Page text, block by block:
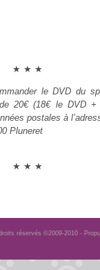
★ ★ ★
le DVD du
20€ (18€ le DVD
postales à
Pluneret
★ ★ ★
réservés ©2009-2010 -